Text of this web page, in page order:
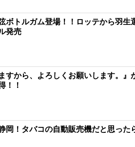
ボトルガム登場！！ロッテから羽生
発売
すから、よろしくお願いします。』
！！
岡！タバコの自動販売機だと思った